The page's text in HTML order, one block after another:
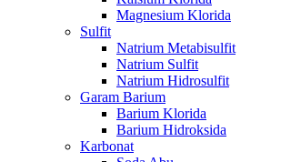
Magnesium Klorida
Sulfit
Natrium Metabisulfit
Natrium Sulfit
Natrium Hidrosulfit
Garam Barium
Barium Klorida
Barium Hidroksida
Karbonat